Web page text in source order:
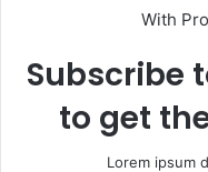
With
Subscribe
to get
Lorem ipsum